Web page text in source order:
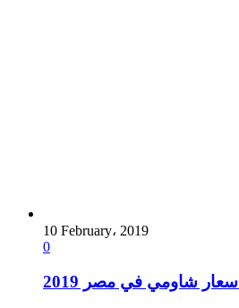
10 February، 2019
0
اسعار شاومي في مصر 2019